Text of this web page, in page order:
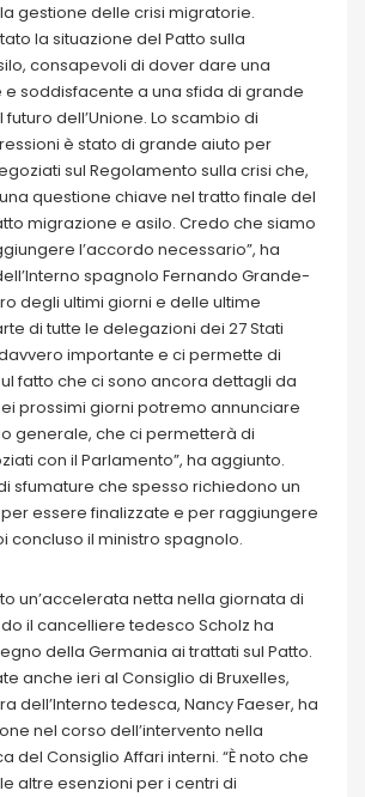
gestione delle crisi migratorie.
la situazione del Patto sulla
consapevoli di dover dare una
soddisfacente a una sfida di grande
dell’Unione. Lo scambio di
è stato di grande aiuto per
sul Regolamento sulla crisi che,
questione chiave nel tratto finale del
migrazione e asilo. Credo che siamo
l’accordo necessario”, ha
spagnolo Fernando Grande-
degli ultimi giorni e delle ultime
di tutte le delegazioni dei 27 Stati
importante e ci permette di
fatto che ci sono ancora dettagli da
prossimi giorni potremo annunciare
generale, che ci permetterà di
con il Parlamento”, ha aggiunto.
sfumature che spesso richiedono un
essere finalizzate e per raggiungere
concluso il ministro spagnolo.
un’accelerata netta nella giornata di
il cancelliere tedesco Scholz ha
della Germania ai trattati sul Patto.
anche ieri al Consiglio di Bruxelles,
dell’Interno tedesca, Nancy Faeser, ha
nel corso dell’intervento nella
del Consiglio Affari interni. “È noto che
altre esenzioni per i centri di